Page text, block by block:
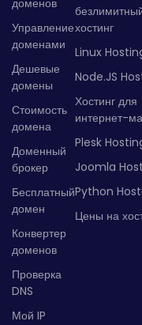
доменов
Управление
доменами
Дешевые
домены
Стоимость
домена
Доменный
брокер
Бесплатный
домен
Конвертер
доменов
Проверка
DNS
Мой IP
хостинг
Linux
Node.JS
Хостинг для
интернет-
Plesk
Joomla
Python
Цены на